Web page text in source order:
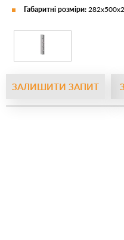
ЗАЛИШИТИ ЗАПИТ
Габаритні розміри: